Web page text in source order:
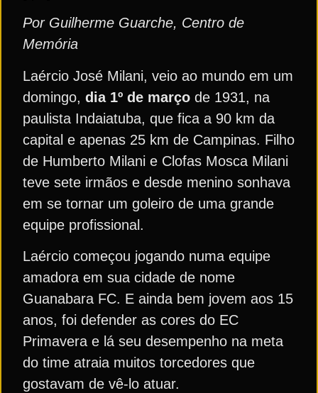
Por Guilherme Guarche, Centro de
Memória
Laércio José Milani, veio ao mundo em um
domingo, dia 1º de março de 1931, na
paulista Indaiatuba, que fica a 90 km da
capital e apenas 25 km de Campinas. Filho
de Humberto Milani e Clofas Mosca Milani
teve sete irmãos e desde menino sonhava
em se tornar um goleiro de uma grande
equipe profissional.
Laércio começou jogando numa equipe
amadora em sua cidade de nome
Guanabara FC. E ainda bem jovem aos 15
anos, foi defender as cores do EC
Primavera e lá seu desempenho na meta
do time atraia muitos torcedores que
gostavam de vê-lo atuar.